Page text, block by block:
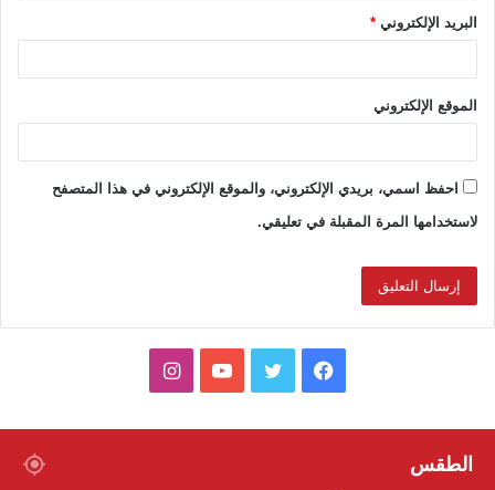
البريد الإلكتروني *
الموقع الإلكتروني
احفظ اسمي، بريدي الإلكتروني، والموقع الإلكتروني في هذا المتصفح
لاستخدامها المرة المقبلة في تعليقي.
الطقس